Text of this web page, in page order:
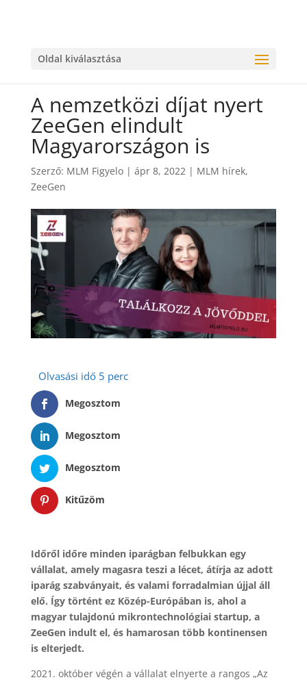
Oldal kiválasztása
A nemzetközi díjat nyert
ZeeGen elindult
Magyarországon is
Szerző: MLM Figyelo| ápr 8, 2022| MLM hírek,
ZeeGen
Megosztom
Megosztom
Megosztom
Kitűzöm
Időről időre minden iparágban felbukkan egy
vállalat, amely magasra teszi a lécet, átírja az adott
iparág szabványait, és valami forradalmian újjal áll
elő. Így történt ez Közép-Európában is, ahol a
magyar tulajdonú mikrontechnológiai startup, a
ZeeGen indult el, és hamarosan több kontinensen
is elterjedt.
2021. október végén a vállalat elnyerte a rangos „Az